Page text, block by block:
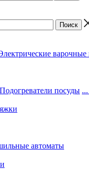
варочные
Подогреватели посуды
автоматы